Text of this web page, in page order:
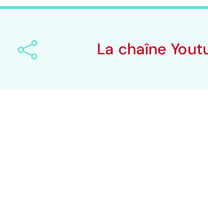
La chaîne